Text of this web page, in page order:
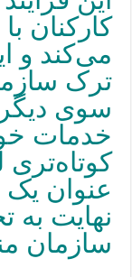
کارکنان
می‌کند و
ترک
سوی دیگر
خدمات
عنوان یک
نهایت به
سازمان